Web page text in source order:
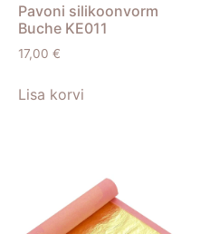
Pavoni silikoonvorm
Buche KE011
17,00 €
Lisa korvi